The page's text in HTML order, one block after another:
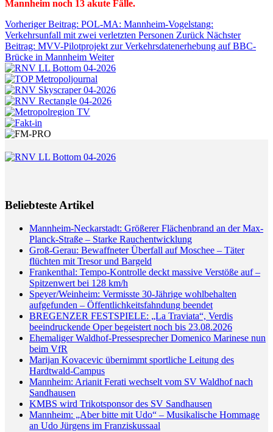
Mannheim noch 13 akute Fälle.
Vorheriger Beitrag: POL-MA: Mannheim-Vogelstang:
Verkehrsunfall mit zwei verletzten Personen Zurück Nächster
Beitrag: MVV-Pilotprojekt zur Verkehrsdatenerhebung auf BBC-
Brücke in Mannheim Weiter
Beliebteste Artikel
Mannheim-Neckarstadt: Größerer Flächenbrand an der Max-
Planck-Straße – Starke Rauchentwicklung
Groß-Gerau: Bewaffneter Überfall auf Moschee – Täter
flüchten mit Tresor und Bargeld
Frankenthal: Tempo-Kontrolle deckt massive Verstöße auf –
Spitzenwert bei 128 km/h
Speyer/Weinheim: Vermisste 30-Jährige wohlbehalten
aufgefunden – Öffentlichkeitsfahndung beendet
BREGENZER FESTSPIELE: „La Traviata“, Verdis
beeindruckende Oper begeistert noch bis 23.08.2026
Ehemaliger Waldhof-Pressesprecher Domenico Marinese nun
beim VfR
Marijan Kovacevic übernimmt sportliche Leitung des
Hardtwald-Campus
Mannheim: Arianit Ferati wechselt vom SV Waldhof nach
Sandhausen
KMBS wird Trikotsponsor des SV Sandhausen
Mannheim: „Aber bitte mit Udo“ – Musikalische Hommage
an Udo Jürgens im Franziskussaal